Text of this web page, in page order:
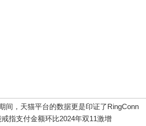
，天猫平台的数据更是印证了RingConn
指支付金额环比2024年双11激增